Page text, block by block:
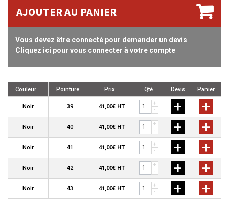
AJOUTER AU PANIER
Vous devez être connecté pour demander un devis
Cliquez ici pour vous connecter à votre compte
Couleur Pointure Prix Qté Devis Panier
Noir 39 41,00€ HT
+
-
+ +
Noir 40 41,00€ HT
+
-
+ +
Noir 41 41,00€ HT
+
-
+ +
Noir 42 41,00€ HT
+
-
+ +
Noir 43 41,00€ HT
+
-
+ +